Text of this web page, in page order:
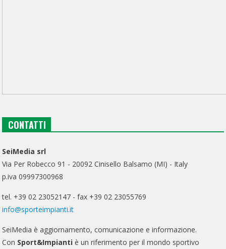
CONTATTI
SeiMedia srl
Via Per Robecco 91 - 20092 Cinisello Balsamo (MI) - Italy
p.iva 09997300968
tel. +39 02 23052147 - fax +39 02 23055769
info@sporteimpianti.it
SeiMedia è aggiornamento, comunicazione e informazione.
Con Sport&Impianti è un riferimento per il mondo sportivo